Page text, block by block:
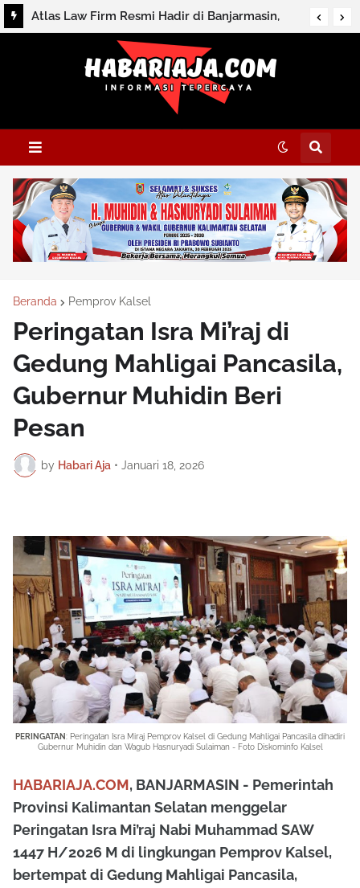
Atlas Law Firm Resmi Hadir di Banjarmasin,
Buka Konsultasi Hukum dan Perpajakan
Beranda Pemprov Kalsel
Peringatan Isra Mi’raj di
Gedung Mahligai Pancasila,
Gubernur Muhidin Beri
Pesan
by Habari Aja • Januari 18, 2026
PERINGATAN: Peringatan Isra Miraj Pemprov Kalsel di Gedung Mahligai Pancasila dihadiri
Gubernur Muhidin dan Wagub Hasnuryadi Sulaiman - Foto Diskominfo Kalsel
HABARIAJA.COM, BANJARMASIN - Pemerintah
Provinsi Kalimantan Selatan menggelar
Peringatan Isra Mi’raj Nabi Muhammad SAW
1447 H/2026 M di lingkungan Pemprov Kalsel,
bertempat di Gedung Mahligai Pancasila,